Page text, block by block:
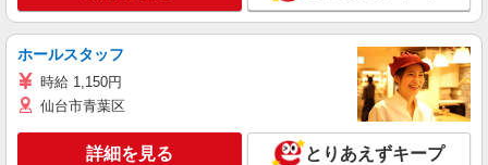
ホールスタッフ
時給 1,150円
仙台市青葉区
詳細を見る とりあえずキープ